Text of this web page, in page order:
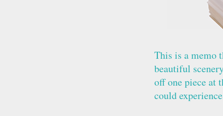
This is a memo
beautiful
off one piece at
could